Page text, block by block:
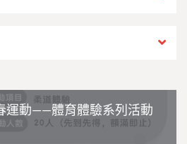
運動——體育體驗系列活動